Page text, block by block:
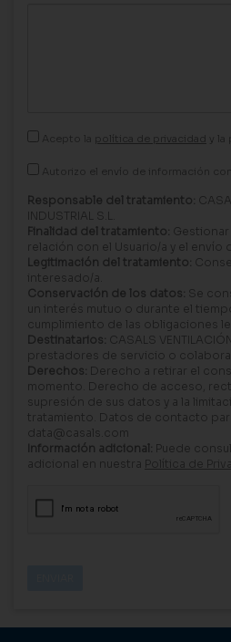
Acepto la política de privacidad y la
Autorizo el envío de información
Responsable del tratamiento:
INDUSTRIAL S.L.
Finalidad del tratamiento:
relación con el Usuario/a y el envío
Legitimación del tratamiento:
interesado/a.
Conservación de los datos: Se
un interés mutuo o durante el
cumplimiento de las obligaciones
Destinatarios: CASALS
prestadores de servicio o
Derechos: Derecho a retirar el
momento. Derecho de acceso,
supresión de sus datos y a la
tratamiento. Datos de contacto
data@casals.com
Información adicional: Puede
adicional en nuestra Política de